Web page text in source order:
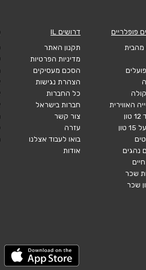
פופלריים
מהבית
האווירית
נהגים
שכר
שכר
דרושים IL
תקנון האתר
מדיניות הפרטיות
הסכם מעסיקים
הצהרת נגישות
כל החברות
חברות בישראל
צור קשר
עזרה
בואו לעבוד אצלנו
אודות